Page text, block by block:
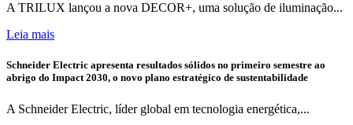
A TRILUX lançou a nova DECOR+, uma solução de iluminação...
Leia mais
Schneider Electric apresenta resultados sólidos no primeiro semestre ao
abrigo do Impact 2030, o novo plano estratégico de sustentabilidade
A Schneider Electric, líder global em tecnologia energética,...